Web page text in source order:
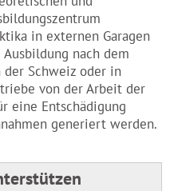
in externen Garagen
nach dem
Schweiz oder in
von der Arbeit der
eine Entschädigung
generiert werden.